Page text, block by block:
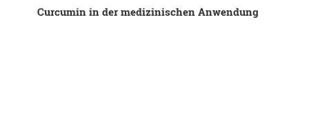
Curcumin in der medizinischen Anwendung